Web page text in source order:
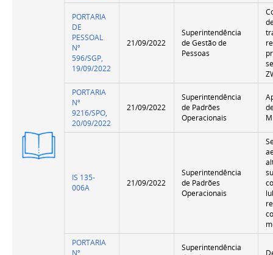
Versão
Resumida
PORTARIA
DE
PESSOAL
Nº
596/SGP,
19/09/2022
21/09/2022
Superintendência
de Gestão de
Pessoas
PORTARIA
Nº
9216/SPO,
20/09/2022
21/09/2022
Superintendência
de Padrões
Operacionais
IS 135-
006A
21/09/2022
Superintendência
de Padrões
Operacionais
PORTARIA
Superintendência